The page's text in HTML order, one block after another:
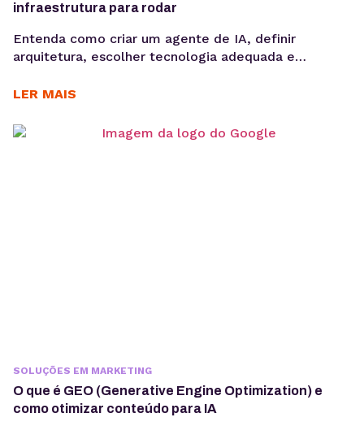
infraestrutura para rodar
Entenda como criar um agente de IA, definir
arquitetura, escolher tecnologia adequada e
considerando integrações, observabilidade, custos
vai além de escolher um modelo de linguagem ou
LER MAIS
SOLUÇÕES EM MARKETING
O que é GEO (Generative Engine Optimization) e
como otimizar conteúdo para IA